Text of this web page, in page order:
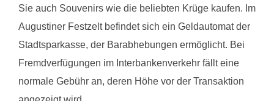
Sie auch Souvenirs wie die beliebten Krüge kaufen. Im
Augustiner Festzelt befindet sich ein Geldautomat der
Stadtsparkasse, der Barabhebungen ermöglicht. Bei
Fremdverfügungen im Interbankenverkehr fällt eine
normale Gebühr an, deren Höhe vor der Transaktion